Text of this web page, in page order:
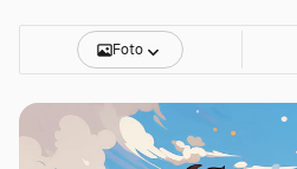
Foto